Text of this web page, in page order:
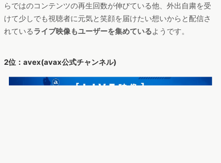
らではのコンテンツの再生回数が伸びている他、外出自粛を受
けて少しでも視聴者に元気と笑顔を届けたい想いからと配信さ
れているライブ映像もユーザーを集めているようです。
2位：avex(avax公式チャンネル)